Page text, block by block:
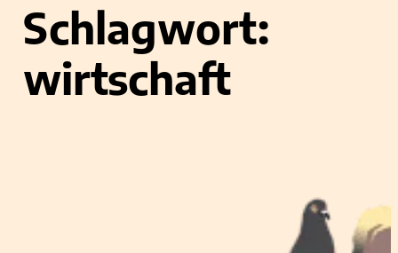
Schlagwort:
wirtschaft